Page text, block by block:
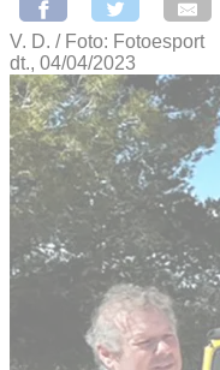
V. D. / Foto: Fotoesport
dt., 04/04/2023